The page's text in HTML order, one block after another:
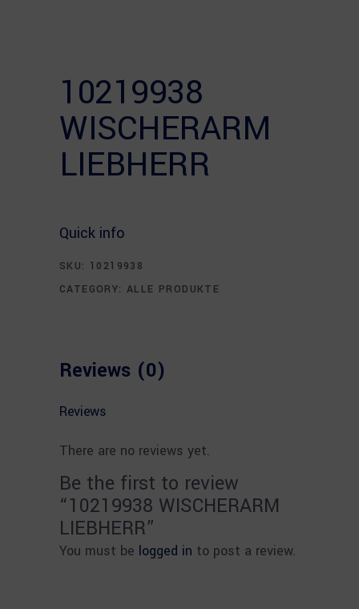
10219938
WISCHERARM
LIEBHERR
Quick info
SKU: 10219938
CATEGORY:ALLE PRODUKTE
Reviews (0)
Reviews
There are no reviews yet.
Be the first to review
“10219938 WISCHERARM
LIEBHERR”
You must be logged in to post a review.